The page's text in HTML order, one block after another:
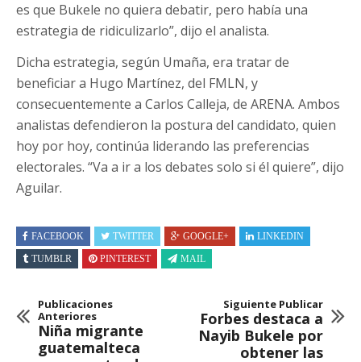
es que Bukele no quiera debatir, pero había una
estrategia de ridiculizarlo”, dijo el analista.
Dicha estrategia, según Umaña, era tratar de
beneficiar a Hugo Martínez, del FMLN, y
consecuentemente a Carlos Calleja, de ARENA. Ambos
analistas defendieron la postura del candidato, quien
hoy por hoy, continúa liderando las preferencias
electorales. “Va a ir a los debates solo si él quiere”, dijo
Aguilar.
FACEBOOK TWITTER GOOGLE+
LINKEDIN
TUMBLR
PINTEREST MAIL
Publicaciones
Anteriores
Niña migrante
guatemalteca
Siguiente Publicar
Forbes destaca a
Nayib Bukele por
obtener las